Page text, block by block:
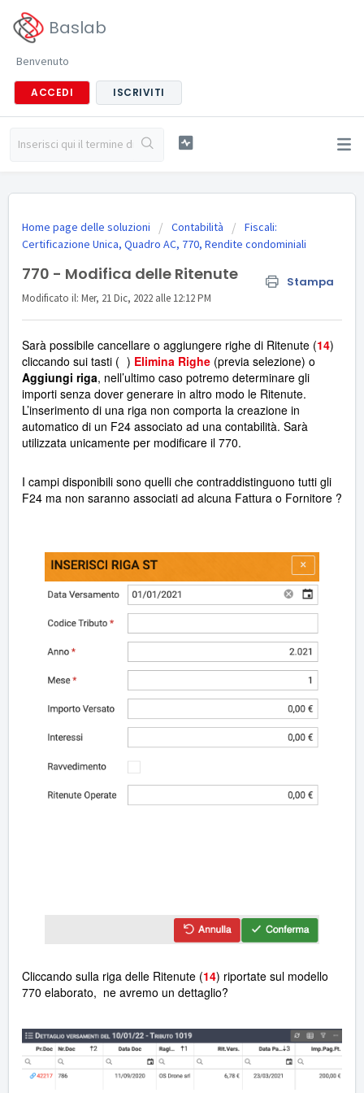
Baslab
Benvenuto
ACCEDI ISCRIVITI
Home page delle soluzioni Contabilità
Fiscali:
Certificazione Unica, Quadro AC, 770, Rendite condominiali
770 - Modifica delle Ritenute Stampa
Modificato il: Mer, 21 Dic, 2022 alle 12:12 PM
Sarà possibile cancellare o aggiungere righe di Ritenute (14)
cliccando sui tasti ( ) Elimina Righe (previa selezione) o
Aggiungi riga, nell’ultimo caso potremo determinare gli
importi senza dover generare in altro modo le Ritenute.
L’inserimento di una riga non comporta la creazione in
automatico di un F24 associato ad una contabilità. Sarà
utilizzata unicamente per modificare il 770.
I campi disponibili sono quelli che contraddistinguono tutti gli
F24 ma non saranno associati ad alcuna Fattura o Fornitore ?
Cliccando sulla riga delle Ritenute (14) riportate sul modello
770 elaborato, ne avremo un dettaglio?